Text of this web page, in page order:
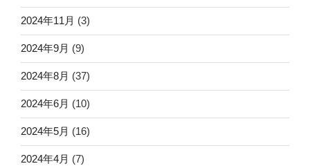
2024年11月 (3)
2024年9月 (9)
2024年8月 (37)
2024年6月 (10)
2024年5月 (16)
2024年4月 (7)